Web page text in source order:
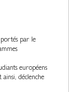
par le
européens
déclenche